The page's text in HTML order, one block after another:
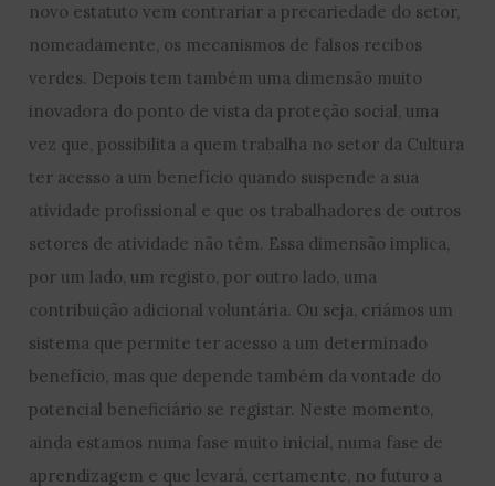
novo estatuto vem contrariar a precariedade do setor,
nomeadamente, os mecanismos de falsos recibos
verdes. Depois tem também uma dimensão muito
inovadora do ponto de vista da proteção social, uma
vez que, possibilita a quem trabalha no setor da Cultura
ter acesso a um benefício quando suspende a sua
atividade profissional e que os trabalhadores de outros
setores de atividade não têm. Essa dimensão implica,
por um lado, um registo, por outro lado, uma
contribuição adicional voluntária. Ou seja, criámos um
sistema que permite ter acesso a um determinado
benefício, mas que depende também da vontade do
potencial beneficiário se registar. Neste momento,
ainda estamos numa fase muito inicial, numa fase de
aprendizagem e que levará, certamente, no futuro a